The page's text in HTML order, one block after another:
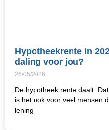
Hypotheekrente in
daling voor jou?
26/05/2026
De hypotheek rente daalt.
is het ook voor veel mensen
lening